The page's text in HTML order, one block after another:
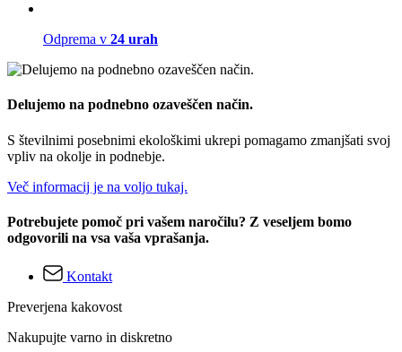
Odprema v 24 urah
Delujemo na podnebno ozaveščen način.
S številnimi posebnimi ekološkimi ukrepi pomagamo zmanjšati svoj
vpliv na okolje in podnebje.
Več informacij je na voljo tukaj.
Potrebujete pomoč pri vašem naročilu? Z veseljem bomo
odgovorili na vsa vaša vprašanja.
Kontakt
Preverjena kakovost
Nakupujte varno in diskretno